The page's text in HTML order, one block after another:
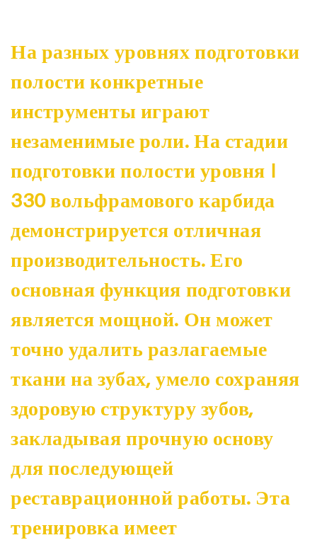
На разных уровнях подготовки
полости конкретные
инструменты играют
незаменимые роли. На стадии
подготовки полости уровня I
330 вольфрамового карбида
демонстрируется отличная
производительность. Его
основная функция подготовки
является мощной. Он может
точно удалить разлагаемые
ткани на зубах, умело сохраняя
здоровую структуру зубов,
закладывая прочную основу
для последующей
реставрационной работы. Эта
тренировка имеет